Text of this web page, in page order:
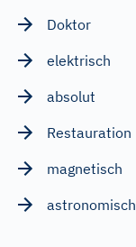
Doktor
elektrisch
absolut
Restauration
magnetisch
astronomisch